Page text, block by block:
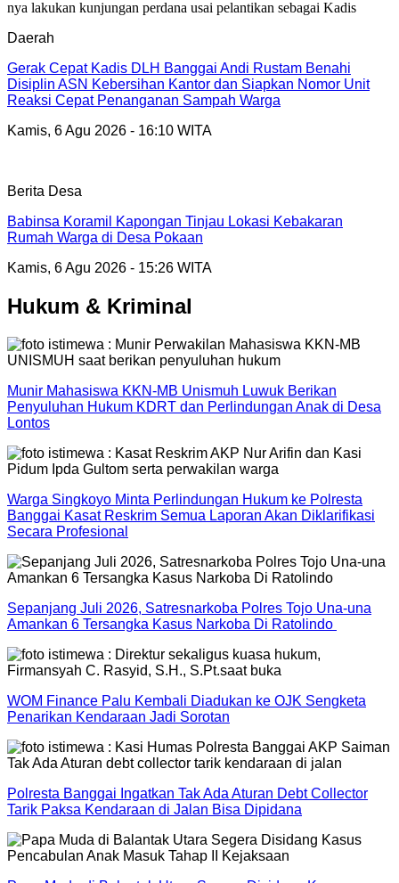
Daerah
Gerak Cepat Kadis DLH Banggai Andi Rustam Benahi
Disiplin ASN Kebersihan Kantor dan Siapkan Nomor Unit
Reaksi Cepat Penanganan Sampah Warga
Kamis, 6 Agu 2026 - 16:10 WITA
Berita Desa
Babinsa Koramil Kapongan Tinjau Lokasi Kebakaran
Rumah Warga di Desa Pokaan
Kamis, 6 Agu 2026 - 15:26 WITA
Hukum & Kriminal
Munir Mahasiswa KKN-MB Unismuh Luwuk Berikan
Penyuluhan Hukum KDRT dan Perlindungan Anak di Desa
Lontos
Warga Singkoyo Minta Perlindungan Hukum ke Polresta
Banggai Kasat Reskrim Semua Laporan Akan Diklarifikasi
Secara Profesional
Sepanjang Juli 2026, Satresnarkoba Polres Tojo Una-una
Amankan 6 Tersangka Kasus Narkoba Di Ratolindo
WOM Finance Palu Kembali Diadukan ke OJK Sengketa
Penarikan Kendaraan Jadi Sorotan
Polresta Banggai Ingatkan Tak Ada Aturan Debt Collector
Tarik Paksa Kendaraan di Jalan Bisa Dipidana